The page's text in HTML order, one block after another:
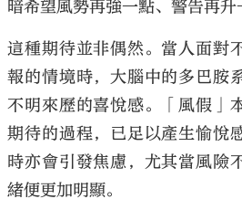
暗希望風勢再強一點、警告再升
這種期待並非偶然。當人面對
報的情境時，大腦中的多巴胺
不明來歷的喜悅感。「風假」
期待的過程，已足以產生愉悅
時亦會引發焦慮，尤其當風險
緒便更加明顯。